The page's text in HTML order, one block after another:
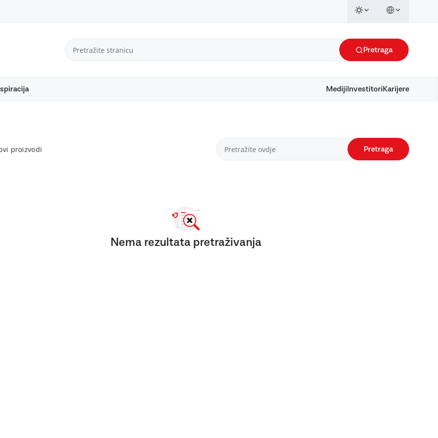
Pretraga
Mediji Investitori Karijere
proizvodi Pretraga
Nema rezultata pretraživanja